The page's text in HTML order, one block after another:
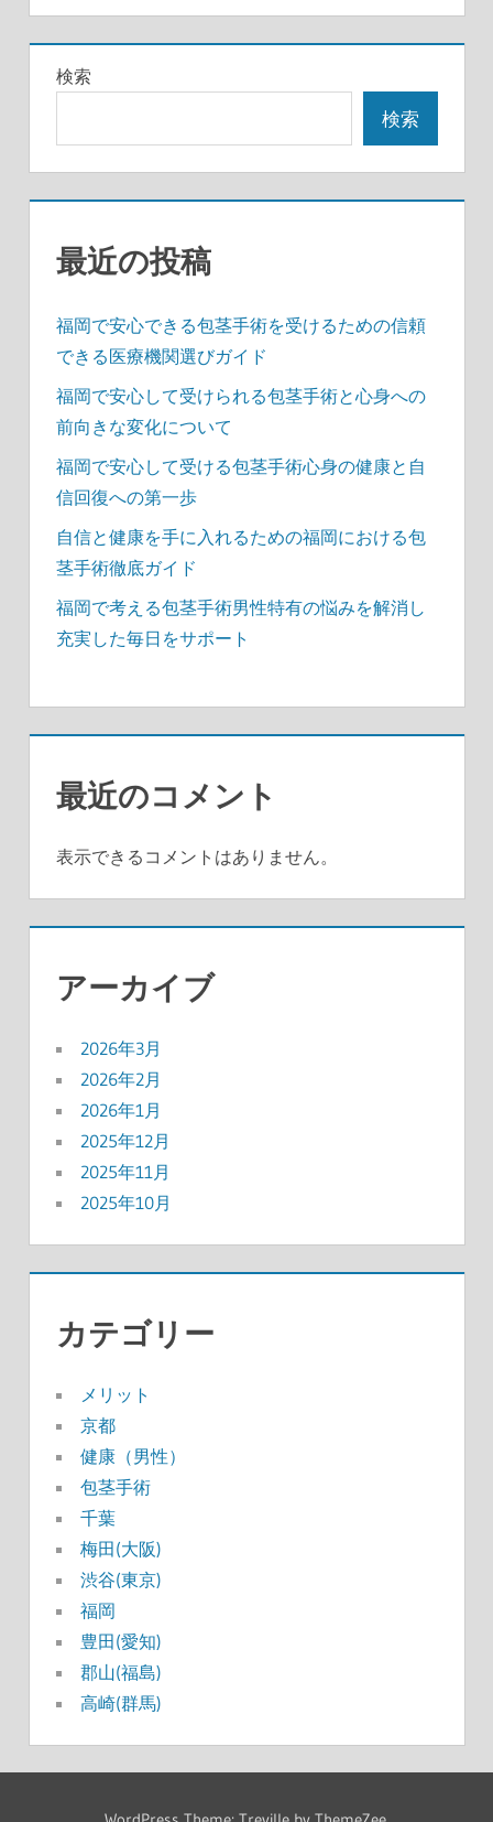
ゲ
ー
シ
ョ
ン
検索
検索
最近の投稿
福岡で安心できる包茎手術を受けるための信頼
できる医療機関選びガイド
福岡で安心して受けられる包茎手術と心身への
前向きな変化について
福岡で安心して受ける包茎手術心身の健康と自
信回復への第一歩
自信と健康を手に入れるための福岡における包
茎手術徹底ガイド
福岡で考える包茎手術男性特有の悩みを解消し
充実した毎日をサポート
最近のコメント
表示できるコメントはありません。
アーカイブ
2026年3月
2026年2月
2026年1月
2025年12月
2025年11月
2025年10月
カテゴリー
メリット
京都
健康（男性）
包茎手術
千葉
梅田(大阪)
渋谷(東京)
福岡
豊田(愛知)
郡山(福島)
高崎(群馬)